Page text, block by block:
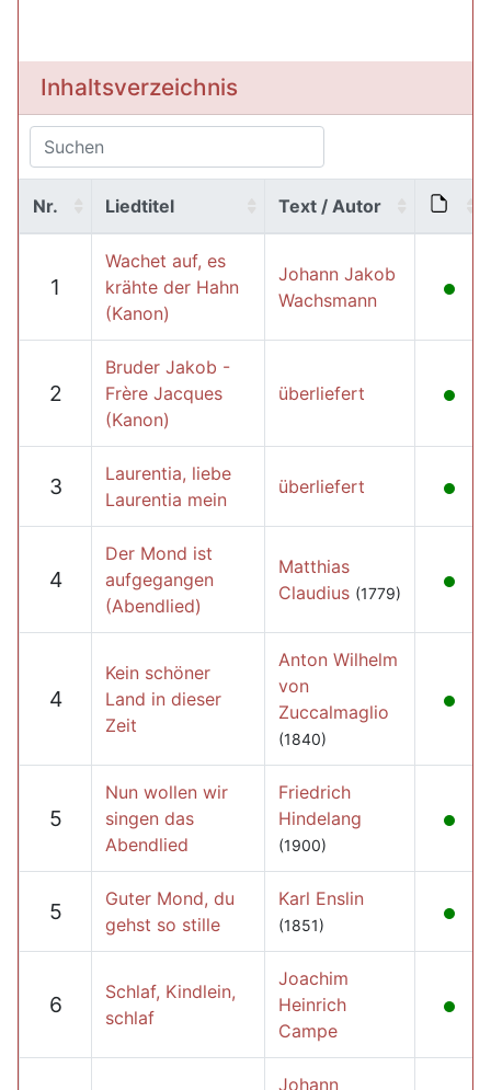
Inhaltsverzeichnis
Nr. Liedtitel Text / Autor
1
Wachet auf, es
krähte der Hahn
(Kanon)
Johann Jakob
Wachsmann
2
Bruder Jakob -
Frère Jacques
(Kanon)
überliefert
3
Laurentia, liebe
Laurentia mein
überliefert
4
Der Mond ist
aufgegangen
(Abendlied)
Matthias
Claudius (1779)
4
Kein schöner
Land in dieser
Zeit
Anton Wilhelm
von
Zuccalmaglio
(1840)
5
Nun wollen wir
singen das
Abendlied
Friedrich
Hindelang
(1900)
5
Guter Mond, du
gehst so stille
Karl Enslin
(1851)
6
Schlaf, Kindlein,
schlaf
Joachim
Heinrich
Campe
Johann